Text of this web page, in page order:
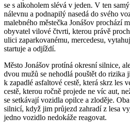
se s alkoholem slévá v jeden. V ten
nálevnu a podnapilý nasedá do svého
malebného městečka Jonášov prochází
obyvatel vilové čtvrti, kterou právě
ulici zaparkovanému, mercedesu,
startuje a odjíždí.
Město Jonášov protíná okresní silnice,
dvou mužů se nehodlá pouštět do
k zapadlé asfaltové cestě, která skrz les
cestě, kterou ročně projede ne víc aut,
se setkávají vozidla opilce a zloděje.
silnicí, když jim průjezd zahradí z lesa
jedno vozidlo nedokáže reagovat.